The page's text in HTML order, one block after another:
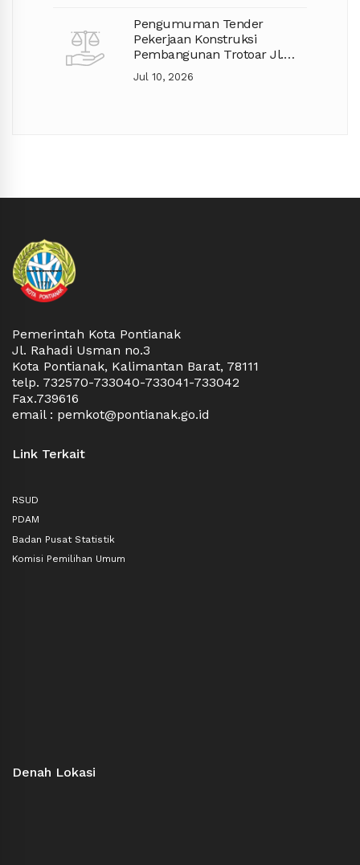
Pengumuman Tender
Pekerjaan Konstruksi
Pembangunan Trotoar Jl.
Gajah Mada Kec. Pontianak
Selatan (Lanjutan)
Jul 10, 2026
Pemerintah Kota Pontianak
Jl. Rahadi Usman no.3
Kota Pontianak, Kalimantan Barat, 78111
telp. 732570-733040-733041-733042
Fax.739616
email : pemkot@pontianak.go.id
Link Terkait
RSUD
PDAM
Badan Pusat Statistik
Komisi Pemilihan Umum
Denah Lokasi